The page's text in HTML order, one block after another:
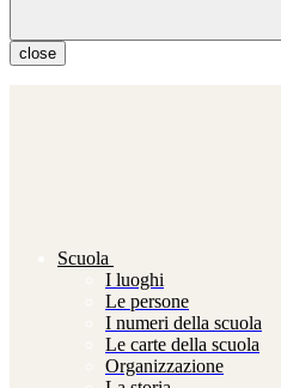
close
Scuola
I luoghi
Le persone
I numeri della scuola
Le carte della scuola
Organizzazione